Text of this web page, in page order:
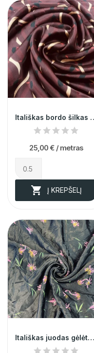
Itališkas
25,00 € / metras
 Į KREPŠELĮ
Itališkas juodas gėlėtas šilkas (likutis 0,60m)